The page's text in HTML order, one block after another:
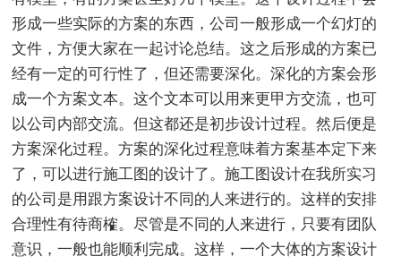
形成一些实际的方案的东西，公司一般形成一个幻灯的
文件，方便大家在一起讨论总结。这之后形成的方案已
经有一定的可行性了，但还需要深化。深化的方案会形
成一个方案文本。这个文本可以用来更甲方交流，也可
以公司内部交流。但这都还是初步设计过程。然后便是
方案深化过程。方案的深化过程意味着方案基本定下来
了，可以进行施工图的设计了。施工图设计在我所实习
的公司是用跟方案设计不同的人来进行的。这样的安排
合理性有待商榷。尽管是不同的人来进行，只要有团队
意识，一般也能顺利完成。这样，一个大体的方案设计